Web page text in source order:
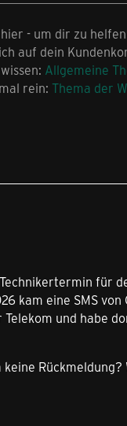
- um dir zu
auf dein
Allgemeine
rein: Thema der
für
kam eine SMS
Telekom und habe